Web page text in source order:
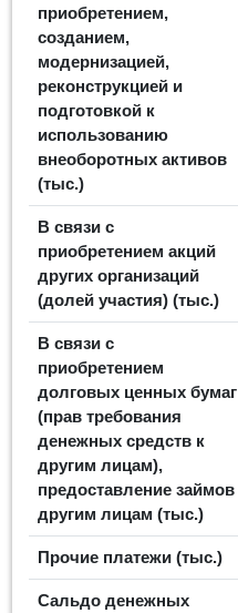
приобретением,
созданием,
модернизацией,
реконструкцией и
подготовкой к
использованию
внеоборотных активов
(тыс.)
В связи с
приобретением акций
других организаций
(долей участия) (тыс.)
В связи с
приобретением
долговых ценных бумаг
(прав требования
денежных средств к
другим лицам),
предоставление займов
другим лицам (тыс.)
Прочие платежи (тыс.)
Сальдо денежных